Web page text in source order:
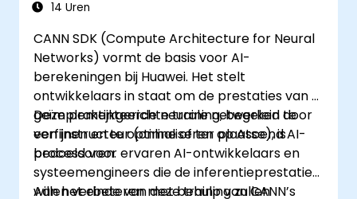
14 Uren
CANN SDK (Compute Architecture for Neural
Networks) vormt de basis voor AI-
berekeningen bij Huawei. Het stelt
ontwikkelaars in staat om de prestaties van al
geïmplementeerde neurale netwerken te
verfijnen en te optimaliseren op Ascend AI-
processoren.
Deze praktijkgerichte training, begeleid door
een instructeur (online of ter plaatse), is
bedoeld voor ervaren AI-ontwikkelaars en
systeemengineers die de inferentieprestaties
willen verbeteren met behulp van CANN’s
Aan het einde van deze training zullen